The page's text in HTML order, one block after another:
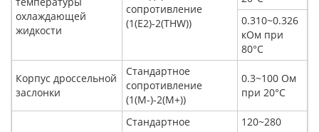
охлаждающей
жидкости
сопротивление
(1(Е2)-2(THW))
0.310~0.326
кОм при
80°С
Корпус дроссельной
заслонки
Стандартное
сопротивление
(1(М-)-2(М+))
0.3~100 Ом
при 20°С
Стандартное
120~280